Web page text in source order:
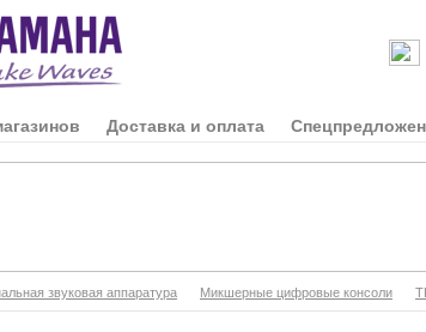
Доставка и оплата
звуковая аппаратура Микшерные цифровые консоли